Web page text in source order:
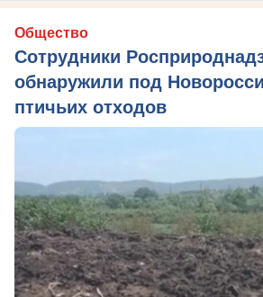
Общество
Сотрудники
обнаружили под
птичьих отходов